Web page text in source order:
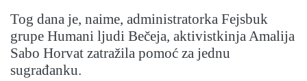
Tog dana je, naime, administratorka Fejsbuk
grupe Humani ljudi Bečeja, aktivistkinja Amalija
Sabo Horvat zatražila pomoć za jednu
sugrađanku.